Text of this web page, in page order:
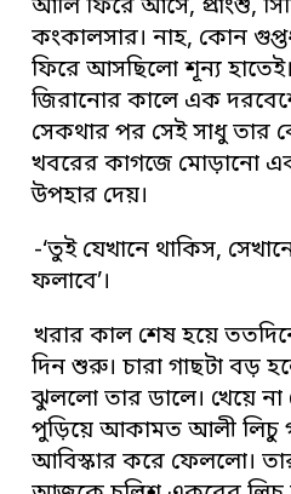
আলি ফিরে আসে, প্রাংশু,
কংকালসার। নাহ, কোন
ফিরে আসছিলো শূন্য হাতেই।
জিরানোর কালে এক
সেকথার পর সেই সাধু তার
খবরের কাগজে মোড়ানো
উপহার দেয়।
-‘তুই যেখানে থাকিস,
ফলাবে’।
খরার কাল শেষ হয়ে
দিন শুরু। চারা গাছটা বড়
ঝুললো তার ডালে। খেয়ে
পুড়িয়ে আকামত আলী লিচু
আবিস্কার করে ফেললো।